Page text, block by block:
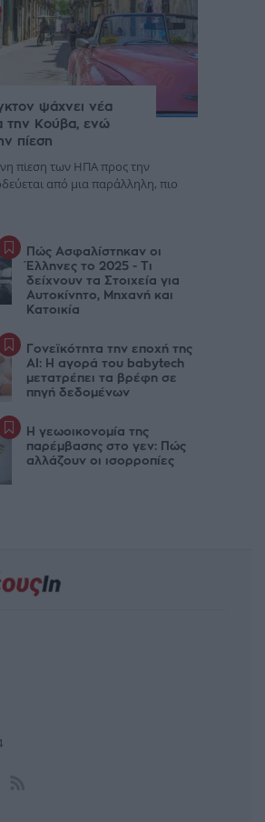
ψάχνει νέα
την Κούβα, ενώ
πίεση
πίεση των ΗΠΑ προς την
από μια παράλληλη, πιο
Πώς Ασφαλίστηκαν οι
Έλληνες το 2025 - Τι
δείχνουν τα Στοιχεία για
Αυτοκίνητο, Μηχανή και
Κατοικία
Γονεϊκότητα την εποχή της
AI: Η αγορά του babytech
μετατρέπει τα βρέφη σε
πηγή δεδομένων
Η γεωοικονομία της
παρέμβασης στο γεν: Πώς
αλλάζουν οι ισορροπίες